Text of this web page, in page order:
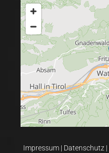
Impressum | Datenschutz |